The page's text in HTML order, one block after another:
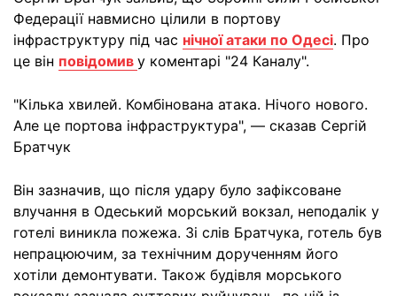
Федерації навмисно цілили в портову
інфраструктуру під час нічної атаки по Одесі. Про
це він повідомив у коментарі "24 Каналу".
"Кілька хвилей. Комбінована атака. Нічого нового.
Але це портова інфраструктура", — сказав Сергій
Братчук
Він зазначив, що після удару було зафіксоване
влучання в Одеський морський вокзал, неподалік у
готелі виникла пожежа. Зі слів Братчука, готель був
непрацюючим, за технічним дорученням його
хотіли демонтувати. Також будівля морського